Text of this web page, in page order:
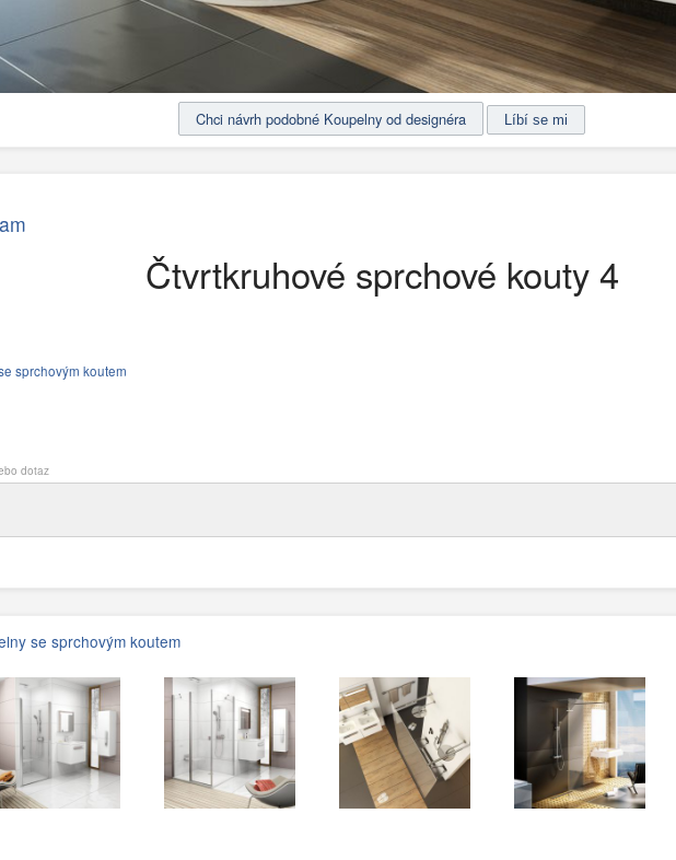
Chci návrh podobné Koupelny od designéra
Čtvrtkruhové sprchové kouty 4
sprchovým koutem
dotaz
se sprchovým koutem